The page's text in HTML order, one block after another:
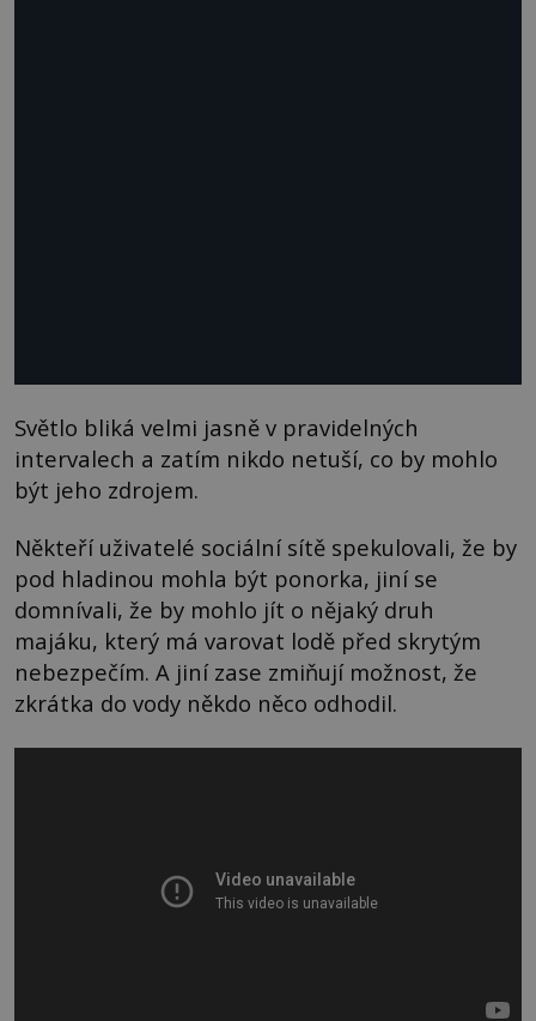
Světlo bliká velmi jasně v pravidelných
intervalech a zatím nikdo netuší, co by mohlo
být jeho zdrojem.
Někteří uživatelé sociální sítě spekulovali, že by
pod hladinou mohla být ponorka, jiní se
domnívali, že by mohlo jít o nějaký druh
majáku, který má varovat lodě před skrytým
nebezpečím. A jiní zase zmiňují možnost, že
zkrátka do vody někdo něco odhodil.